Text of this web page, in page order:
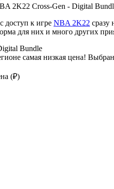
2K22 Cross-Gen - Digital
доступ к игре NBA 2K22
для них и много других
Bundle
самая низкая цена! Выбран
(₽)